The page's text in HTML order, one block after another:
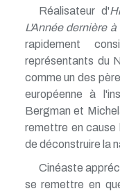
Réalisateur d'
L'Année dernière
rapidement
représentants du
comme un des
européenne à
Bergman et
remettre en cause
de déconstruire la
Cinéaste
se remettre en